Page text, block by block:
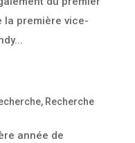
la première vice-
, Recherche
année de